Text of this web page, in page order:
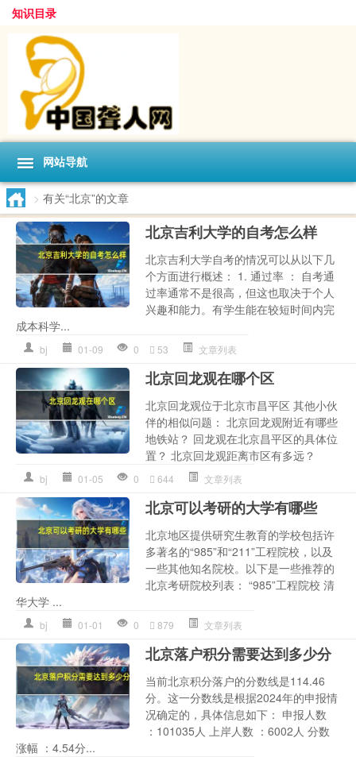
知识目录
网站导航
> 有关“北京”的文章
北京吉利大学的自考怎么样
北京吉利大学自考的情况可以从以下几
个方面进行概述： 1. 通过率 ： 自考通
过率通常不是很高，但这也取决于个人
兴趣和能力。有学生能在较短时间内完
成本科学...
bj 01-09 0 53 文章列表
北京回龙观在哪个区
北京回龙观位于北京市昌平区 其他小伙
伴的相似问题： 北京回龙观附近有哪些
地铁站？ 回龙观在北京昌平区的具体位
置？ 北京回龙观距离市区有多远？
bj 01-05 0 644 文章列表
北京可以考研的大学有哪些
北京地区提供研究生教育的学校包括许
多著名的“985”和“211”工程院校，以及
一些其他知名院校。以下是一些推荐的
北京考研院校列表： “985”工程院校 清
华大学 ...
bj 01-01 0 879 文章列表
北京落户积分需要达到多少分
当前北京积分落户的分数线是114.46
分。这一分数线是根据2024年的申报情
况确定的，具体信息如下： 申报人数
：101035人 上岸人数 ：6002人 分数
涨幅 ：4.54分...